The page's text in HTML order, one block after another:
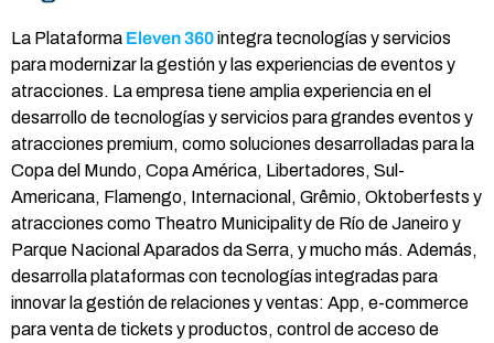
La Plataforma Eleven 360integra tecnologías y servicios
para modernizar la gestión y las experiencias de eventos y
atracciones. La empresa tiene amplia experiencia en el
desarrollo de tecnologías y servicios para grandes eventos y
atracciones premium, como soluciones desarrolladas para la
Copa del Mundo, Copa América, Libertadores, Sul-
Americana, Flamengo, Internacional, Grêmio, Oktoberfests y
atracciones como Theatro Municipality de Río de Janeiro y
Parque Nacional Aparados da Serra, y mucho más. Además,
desarrolla plataformas con tecnologías integradas para
innovar la gestión de relaciones y ventas: App, e-commerce
para venta de tickets y productos, control de acceso de